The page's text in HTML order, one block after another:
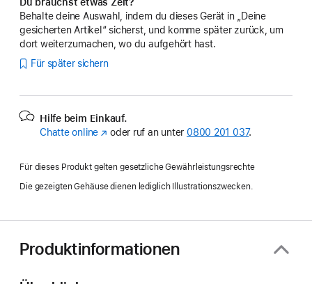
Behalte deine Auswahl, indem du dieses Gerät in „Deine
gesicherten Artikel“ sicherst, und komme später zurück, um
dort weiterzumachen, wo du aufgehört hast.
Für später sichern
Hilfe beim Einkauf.
Chatte online (Öffnet
Fenster)
oder ruf an unter 0800 201 037.
Für dieses Produkt gelten gesetzliche Gewährleistungsrechte
Die gezeigten Gehäuse dienen lediglich Illustrationszwecken.
Produktinformationen